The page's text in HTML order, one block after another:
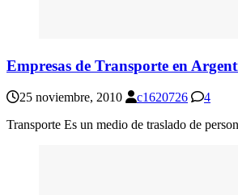
Empresas de Transporte en
25 noviembre, 2010 c1620726
4
Transporte Es un medio de traslado de